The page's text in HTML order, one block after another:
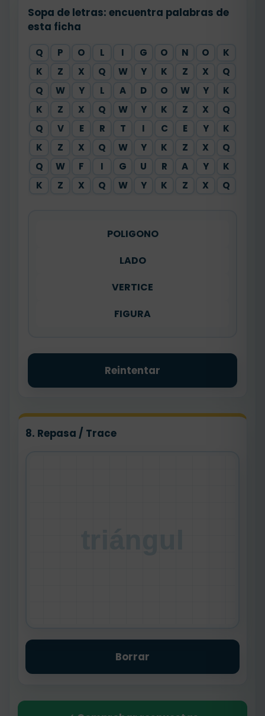
Sopa de letras: encuentra palabras de
esta ficha
Q P O L I G O N O
K
K
Z X Q W Y K Z X
Q
Q
W Y L A D O W Y
K
K
Z X Q W Y K Z X
Q
Q
V E R T I C E Y
K
K
Z X Q W Y K Z X
Q
Q
W F I G U R A Y
K
K
Z X Q W Y K Z X Q
POLIGONO
LADO
VERTICE
FIGURA
Reintentar
8. Repasa / Trace
Borrar